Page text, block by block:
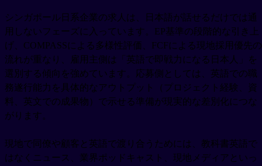
シンガポール日系企業の求人は、日本語が話せるだけでは通
用しないフェーズに入っています。EP基準の段階的な引き上
げ、COMPASSによる多様性評価、FCFによる現地採用優先の
流れが重なり、雇用主側は「英語で即戦力になる日本人」を
選別する傾向を強めています。応募側としては、英語での職
務遂行能力を具体的なアウトプット（プロジェクト経験、資
料、英文での成果物）で示せる準備が現実的な差別化につな
がります。
現地で同僚や顧客と英語で渡り合うためには、教科書英語で
はなくニュース、業界ポッドキャスト、現地メディアといっ